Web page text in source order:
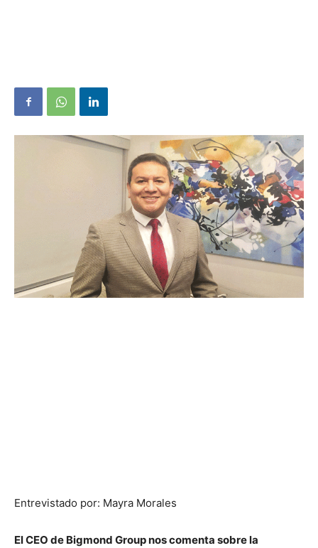
Entrevistado por: Mayra Morales
El CEO de Bigmond Group nos comenta sobre la